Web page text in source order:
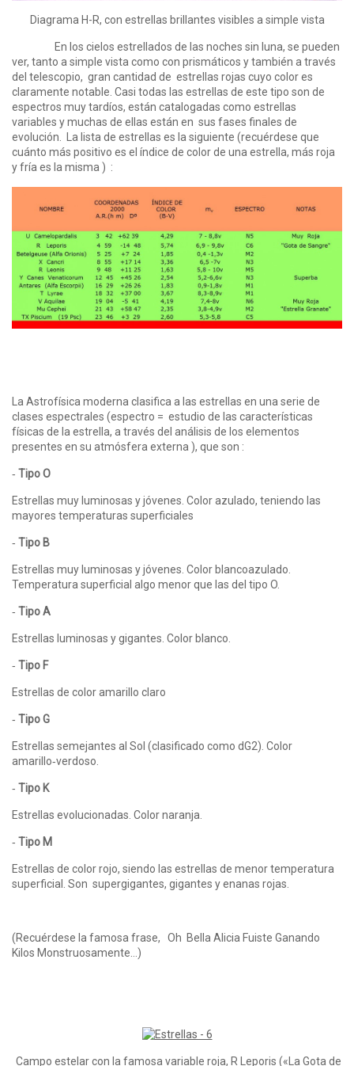
Diagrama H-R, con estrellas brillantes visibles a simple vista
En los cielos estrellados de las noches sin luna, se pueden
ver, tanto a simple vista como con prismáticos y también a través
del telescopio, gran cantidad de estrellas rojas cuyo color es
claramente notable. Casi todas las estrellas de este tipo son de
espectros muy tardíos, están catalogadas como estrellas
variables y muchas de ellas están en sus fases finales de
evolución. La lista de estrellas es la siguiente (recuérdese que
cuánto más positivo es el índice de color de una estrella, más roja
y fría es la misma ) :
La Astrofísica moderna clasifica a las estrellas en una serie de
clases espectrales (espectro = estudio de las características
físicas de la estrella, a través del análisis de los elementos
presentes en su atmósfera externa ), que son :
‑ Tipo O
Estrellas muy luminosas y jóvenes. Color azulado, teniendo las
mayores temperaturas superficiales
‑ Tipo B
Estrellas muy luminosas y jóvenes. Color blanco­azulado.
Temperatura superficial algo menor que las del tipo O.
‑ Tipo A
Estrellas luminosas y gigantes. Color blanco.
‑ Tipo F
Estrellas de color amarillo claro
‑ Tipo G
Estrellas semejantes al Sol (clasificado como dG2). Color
amarillo‑verdoso.
‑ Tipo K
Estrellas evolucionadas. Color naranja.
‑ Tipo M
Estrellas de color rojo, siendo las estrellas de menor temperatura
superficial. Son supergigantes, gigantes y enanas rojas.
(Recuérdese la famosa frase, Oh Bella Alicia Fuiste Ganando
Kilos Monstruosamente…)
Campo estelar con la famosa variable roja, R Leporis («La Gota de